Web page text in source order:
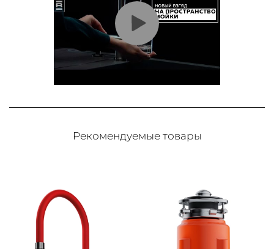
Рекомендуемые товары